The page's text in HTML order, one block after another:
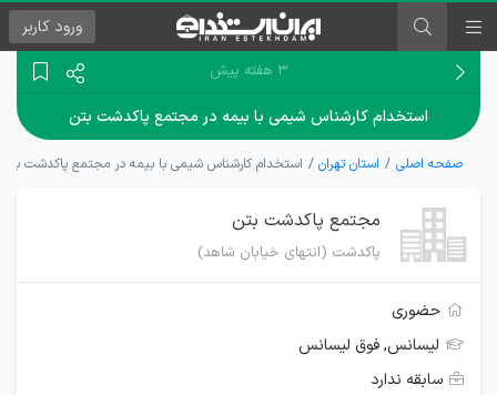
ورود کاربر
۳ هفته پیش
استخدام کارشناس شیمی با بیمه در مجتمع پاکدشت بتن
صفحه اصلی استان تهران استخدام کارشناس شیمی با بیمه در مجتمع پاکدشت بتن
مجتمع پاکدشت بتن
پاکدشت (انتهای خیابان شاهد)
حضوری
لیسانس, فوق لیسانس
سابقه ندارد